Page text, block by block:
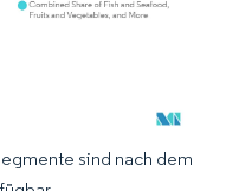
erfordert Namensnennung
sind nach dem